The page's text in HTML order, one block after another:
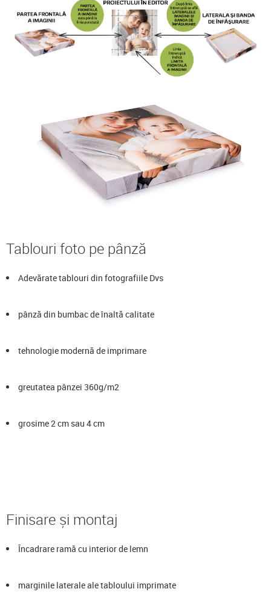
Tablouri foto pe pânză
Adevărate tablouri din fotografiile Dvs
pânză din bumbac de înaltă calitate
tehnologie modernă de imprimare
greutatea pânzei 360g/m2
grosime 2 cm sau 4 cm
Finisare și montaj
Încadrare ramă cu interior de lemn
marginile laterale ale tabloului imprimate